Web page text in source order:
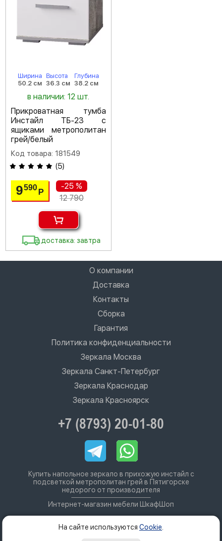
Ширина
50.2 см
Высота
36.3 см
Глубина
38.2 см
в наличии: 12 шт.
Прикроватная тумба
Инстайл ТБ-23 с
ящиками метрополитан
грей/белый
Код товара: 181549
(5)
9590Р
-25 %
12 790
доставка: завтра
О компании
Доставка
Контакты
Сборка
Гарантия
Политика конфиденциальности
Зеркала Москва
Зеркала Санкт-Петербург
Зеркала Краснодар
Зеркала Красноярск
+7 (8793) 20-01-80
Купить напольное зеркало в прихожую инстайл с
подсветкой метрополитан грей в Пятигорске
недорого от производителя
Интернет-магазин мебели ШкафШоп
На сайте используются Cookie